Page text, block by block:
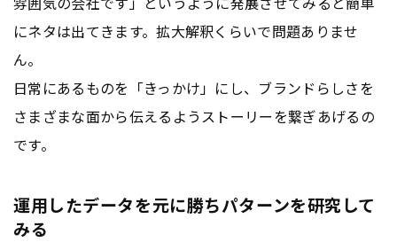
にネタは出てきます。拡大解釈くらいで問題ありませ
ん。
日常にあるものを「きっかけ」にし、ブランドらしさを
さまざまな面から伝えるようストーリーを繋ぎあげるの
です。
運用したデータを元に勝ちパターンを研究して
みる